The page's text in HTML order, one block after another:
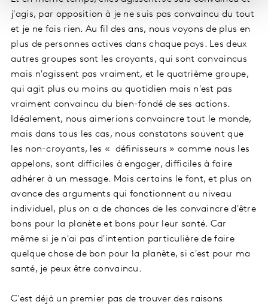
j'agis, par opposition à je ne suis pas convaincu du tout
et je ne fais rien. Au fil des ans, nous voyons de plus en
plus de personnes actives dans chaque pays. Les deux
autres groupes sont les croyants, qui sont convaincus
mais n'agissent pas vraiment, et le quatrième groupe,
qui agit plus ou moins au quotidien mais n'est pas
vraiment convaincu du bien-fondé de ses actions.
Idéalement, nous aimerions convaincre tout le monde,
mais dans tous les cas, nous constatons souvent que
les non-croyants, les « définisseurs » comme nous les
appelons, sont difficiles à engager, difficiles à faire
adhérer à un message. Mais certains le font, et plus on
avance des arguments qui fonctionnent au niveau
individuel, plus on a de chances de les convaincre d'être
bons pour la planète et bons pour leur santé. Car
même si je n'ai pas d'intention particulière de faire
quelque chose de bon pour la planète, si c'est pour ma
santé, je peux être convaincu.
C'est déjà un premier pas de trouver des raisons